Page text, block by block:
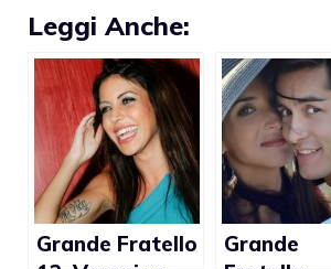
Leggi Anche:
Grande Fratello
Grande